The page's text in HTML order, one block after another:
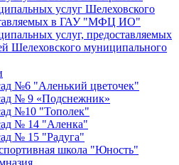
услуг Шелеховского
в ГАУ "МФЦ ИО"
услуг, предоставляемых
Шелеховского муниципального
№6 "Аленький цветочек"
№ 9 «Подснежник»
№10 "Тополек"
№ 14 "Аленка"
№ 15 "Радуга"
школа "Юность"